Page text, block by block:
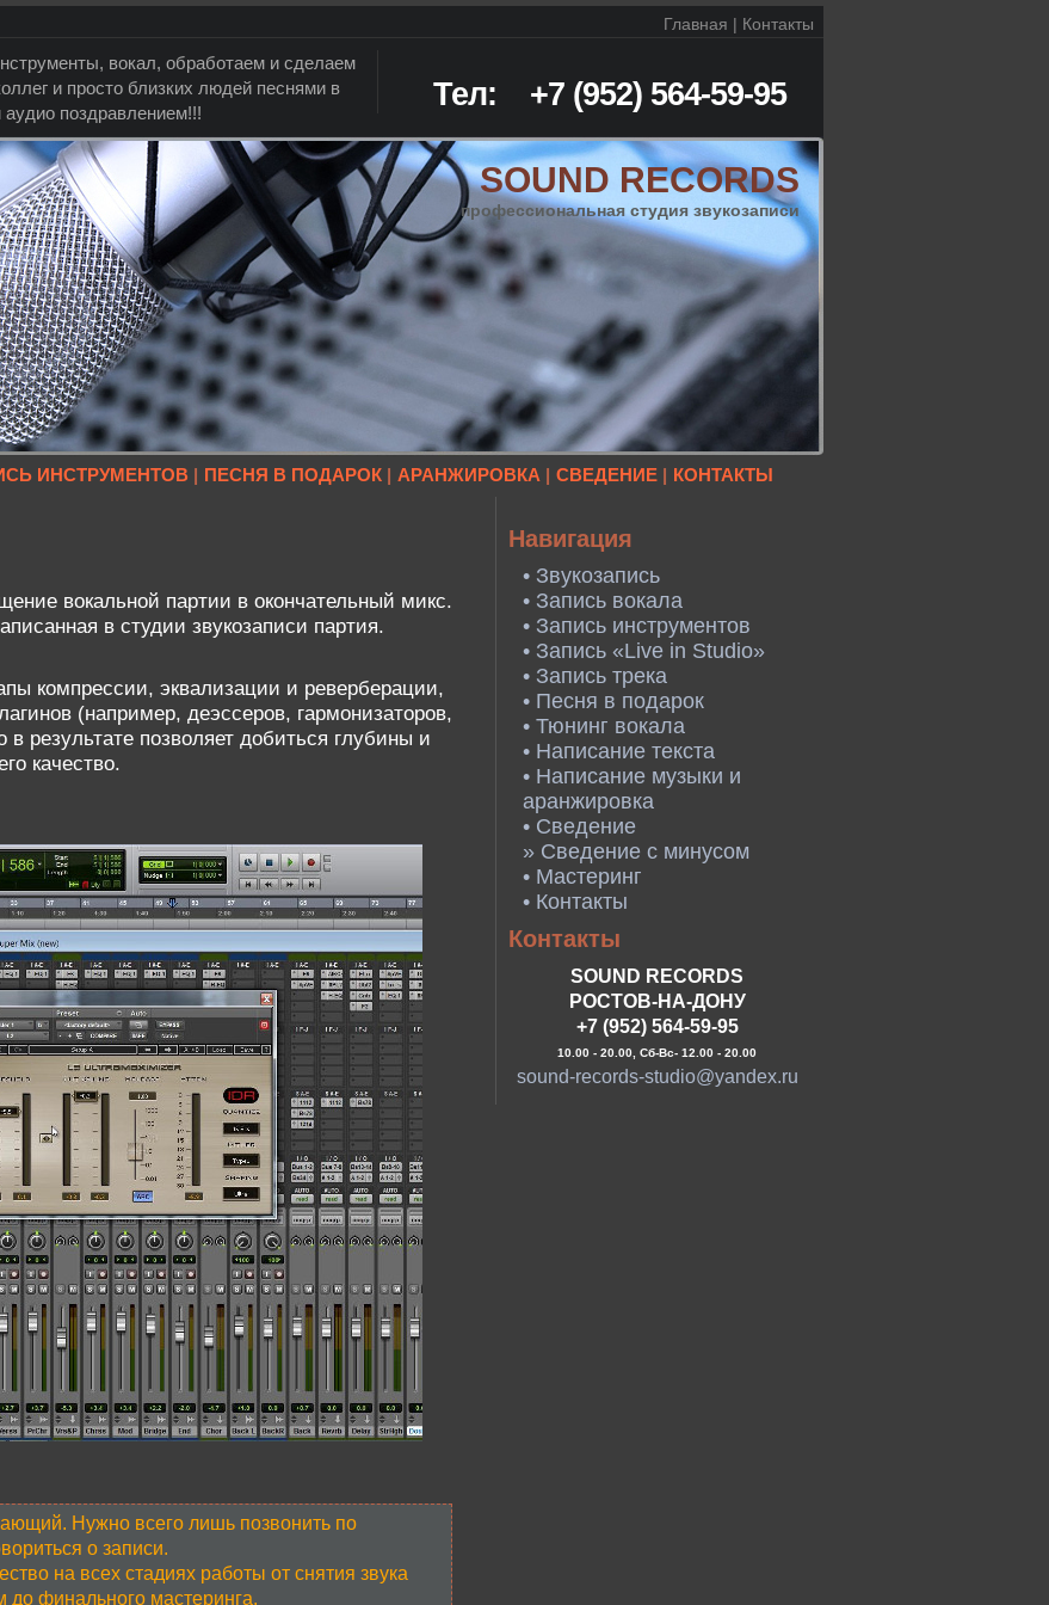
Главная Контакты
Тел: +7 (952) 564-59-95
вокал, обработаем и сделаем
и просто близких людей песнями в
поздравлением!!!
SOUND RECORDS
профессиональная студия звукозаписи
ИНСТРУМЕНТОВ | ПЕСНЯ В ПОДАРОК | АРАНЖИРОВКА | СВЕДЕНИЕ | КОНТАКТЫ
Навигация
• Звукозапись
• Запись вокала
• Запись инструментов
• Запись «Live in Studio»
• Запись трека
• Песня в подарок
• Тюнинг вокала
• Написание текста
• Написание музыки и
аранжировка
• Сведение
» Сведение с минусом
• Мастеринг
• Контакты
Контакты
SOUND RECORDS
РОСТОВ-НА-ДОНУ
+7 (952) 564-59-95
10.00 - 20.00, Сб-Вс- 12.00 - 20.00
sound-records-studio@yandex.ru
вокальной партии в окончательный микс.
в студии звукозаписи партия.
компрессии, эквализации и реверберации,
(например, деэссеров, гармонизаторов,
результате позволяет добиться глубины и
качество.
Нужно всего лишь позвонить по
о записи.
на всех стадиях работы от снятия звука
финального мастеринга.